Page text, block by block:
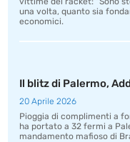
una volta, quanto sia
economici.
Il blitz di Palermo,
20 Aprile 2026
Pioggia di complimenti a
ha portato a 32 fermi a
mandamento mafioso di